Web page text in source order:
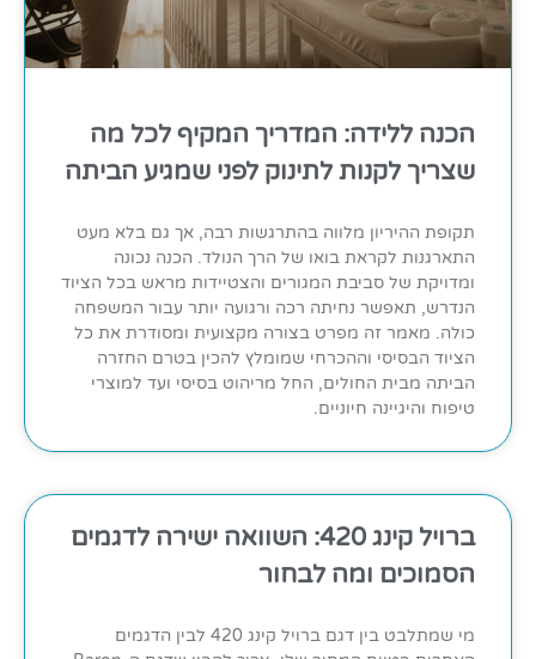
הכנה ללידה: המדריך המקיף לכל מה
שצריך לקנות לתינוק לפני שמגיע הביתה
תקופת ההיריון מלווה בהתרגשות רבה, אך גם בלא מעט
התארגנות לקראת בואו של הרך הנולד. הכנה נכונה
ומדויקת של סביבת המגורים והצטיידות מראש בכל הציוד
הנדרש, תאפשר נחיתה רכה ורגועה יותר עבור המשפחה
כולה. מאמר זה מפרט בצורה מקצועית ומסודרת את כל
הציוד הבסיסי וההכרחי שמומלץ להכין בטרם החזרה
הביתה מבית החולים, החל מריהוט בסיסי ועד למוצרי
טיפוח והיגיינה חיוניים.
ברויל קינג 420: השוואה ישירה לדגמים
הסמוכים ומה לבחור
מי שמתלבט בין דגם ברויל קינג 420 לבין הדגמים